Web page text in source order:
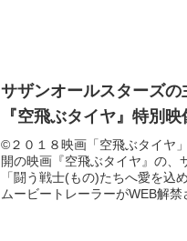
サザンオールスターズ
『空飛ぶタイヤ』特別
©２０１８映画「空飛ぶタイヤ
開の映画『空飛ぶタイヤ』の、
「闘う戦士(もの)たちへ愛を込
ムービートレーラーがWEB解禁